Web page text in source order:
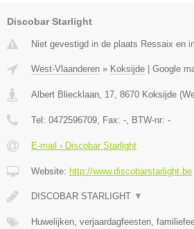
Discobar Starlight
Niet gevestigd in de plaats Ressaix en
West-Vlaanderen » Koksijde Google
Albert Bliecklaan, 17, 8670 Koksijde (
Tel: 0472596709, Fax: -, BTW-nr: -
E-mail › Discobar Starlight
Website: http://www.discobarstarlight.be
DISCOBAR STARLIGHT ▼
Huwelijken, verjaardagfeesten,